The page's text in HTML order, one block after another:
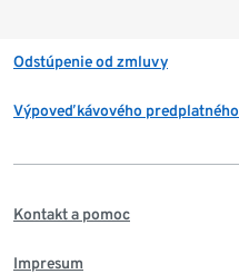
Odstúpenie od zmluvy
Výpoveď kávového predplatného
Kontakt a pomoc
Impresum